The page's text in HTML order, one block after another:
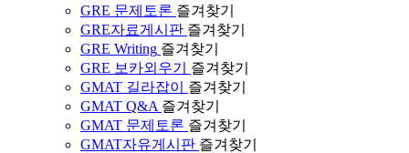
GRE 문제토론 즐겨찾기
GRE자료게시판 즐겨찾기
GRE Writing 즐겨찾기
GRE 보카외우기
즐겨찾기
GMAT 길라잡이
즐겨찾기
GMAT Q&A 즐겨찾기
GMAT 문제토론 즐겨찾기
GMAT자유게시판 즐겨찾기